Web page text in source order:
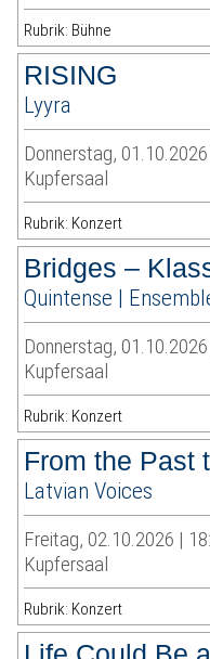
Rubrik: Bühne
RISING
Lyyra
Donnerstag,
Kupfersaal
Rubrik: Konzert
Bridges –
Quintense |
Donnerstag,
Kupfersaal
Rubrik: Konzert
From the Past
Latvian Voices
Freitag, 02.10.2026 |
Kupfersaal
Rubrik: Konzert